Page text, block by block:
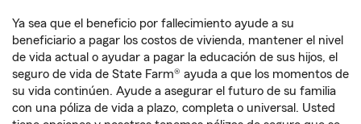
Ya sea que el beneficio por fallecimiento ayude a su
beneficiario a pagar los costos de vivienda, mantener el nivel
de vida actual o ayudar a pagar la educación de sus hijos, el
seguro de vida de State Farm® ayuda a que los momentos de
su vida continúen. Ayude a asegurar el futuro de su familia
con una póliza de vida a plazo, completa o universal. Usted